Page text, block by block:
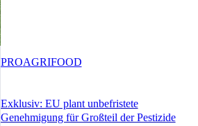
Exklusiv: EU plant unbefristete
Genehmigung für Großteil der Pestizide
PROAGRIFOOD